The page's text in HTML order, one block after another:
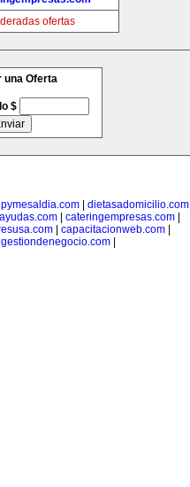
ofertas
una Oferta
$
pymesaldia.com| dietasadomicilio.com|
| cateringempresas.com|
| capacitacionweb.com|
gestiondenegocio.com|